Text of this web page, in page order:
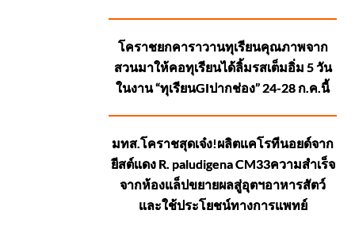
โคราชยกคาราวานทุเรียนคุณภาพจาก
สวนมาให้คอทุเรียนได้ลิ้มรสเต็มอิ่ม 5 วัน
ในงาน “ทุเรียนGIปากช่อง” 24-28 ก.ค.นี้
มทส.โคราชสุดเจ๋ง!ผลิตแคโรทีนอยด์จาก
ยีสต์แดง R. paludigena CM33ความสำเร็จ
จากห้องแล็ปขยายผลสู่อุตฯอาหารสัตว์
และใช้ประโยชน์ทางการแพทย์